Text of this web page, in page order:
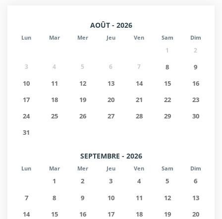
AOÛT - 2026
Lun Mar Mer Jeu Ven Sam Dim
1
2
3
4 5 6 7 8
9
10
11 12 13 14 15
16
17
18 19 20 21 22
23
24
25 26 27 28 29
30
31
SEPTEMBRE - 2026
Lun Mar Mer Jeu Ven Sam Dim
1 2 3 4 5
6
7
8 9 10 11 12
13
14
15 16 17 18 19
20